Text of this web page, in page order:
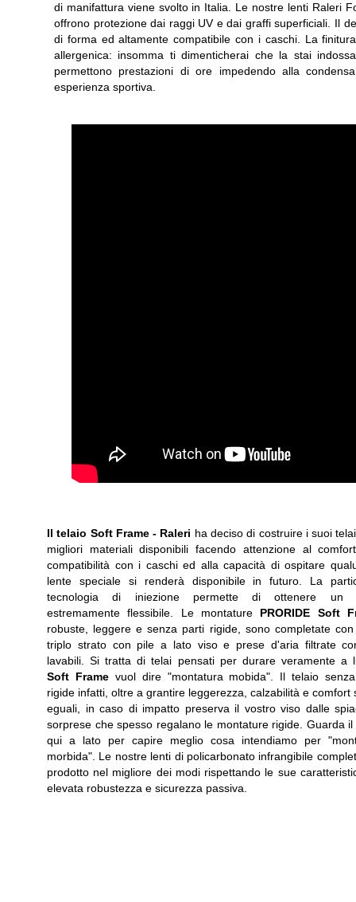
di manifattura viene svolto in Italia. Le nostre lenti Raleri
offrono protezione dai raggi UV e dai graffi superficiali. Il
di forma ed altamente compatibile con i caschi. La
allergenica: insomma ti dimenticherai che la stai
permettono prestazioni di ore impedendo alla
esperienza sportiva.
Il telaio Soft Frame - Raleri ha deciso di costruire i suoi
migliori materiali disponibili facendo attenzione al
compatibilità con i caschi ed alla capacità di ospitare
lente speciale si renderà disponibile in futuro. La
tecnologia di iniezione permette di ottenere un
estremamente flessibile. Le montature PRORIDE Soft
robuste, leggere e senza parti rigide, sono completate
triplo strato con pile a lato viso e prese d'aria filtrate
lavabili. Si tratta di telai pensati per durare veramente a
Soft Framevuol dire "montatura mobida". Il telaio
rigide infatti, oltre a grantire leggerezza, calzabilità e comfort
eguali, in caso di impatto preserva il vostro viso dalle
sorprese che spesso regalano le montature rigide. Guarda il
qui a lato per capire meglio cosa intendiamo per
morbida". Le nostre lenti di policarbonato infrangibile
prodotto nel migliore dei modi rispettando le sue
elevata robustezza e sicurezza passiva.